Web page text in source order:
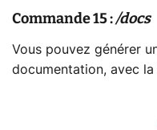
Commande 15 :/docs
Vous pouvez générer
documentation, avec la